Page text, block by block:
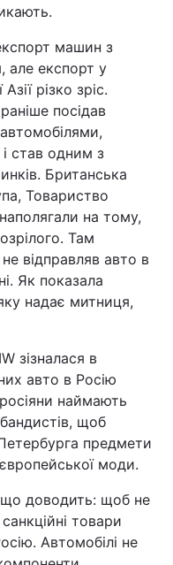
машин з
але експорт у
різко зріс.
посідав
став одним з
Британська
Товариство
на тому,
Там
відправляв авто в
Як показала
яку надає митниця,
зізналася в
авто в Росію
наймають
щоб
предмети
моди.
що доводить: щоб не
товари
Автомобілі не